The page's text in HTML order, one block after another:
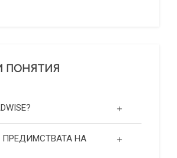
ПОНЯТИЯ
ПРЕДИМСТВАТА НА